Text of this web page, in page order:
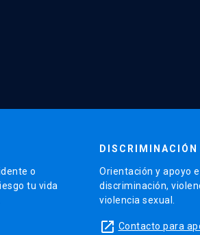
o
tu vida
Orientación y apoyo
discriminación,
violencia sexual.
launch Contacto para